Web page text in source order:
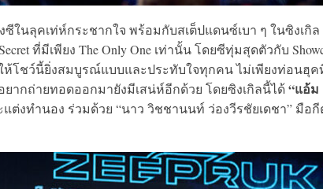
ในลุคเท่ห์กระชากใจ พร้อมกับสเต็ปแดนซ์เบา ๆ ในซิงเกิล
ที่มีเพียง The Only One เท่านั้น โดยซีทุ่มสุดตัวกับ
ห้โชว์นี้ยิ่งสมบูรณ์แบบและประทับใจทุกคน ไม่เพียงท่อนฮุคที่
อยากถ่ายทอดออกมายังมีเสน่ห์อีกด้วย โดยซิงเกิลนี้ได้“แอ้ม
แต่งทำนอง ร่วมด้วย “นาว วิชชานนท์ ว่องวีรชัยเดชา” มือ